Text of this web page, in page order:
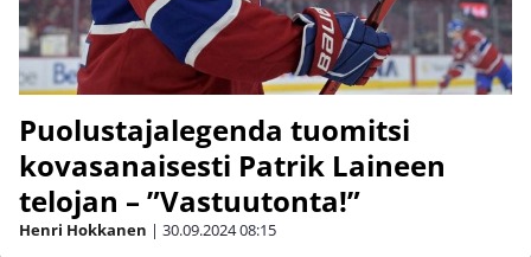
Puolustajalegenda tuomitsi
kovasanaisesti Patrik Laineen
telojan – ”Vastuutonta!”
Henri Hokkanen | 30.09.202408:15